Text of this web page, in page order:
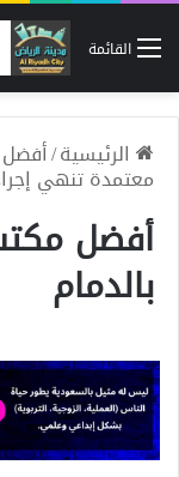
القائمة
الرئيسية/
معتمدة تنهي
أفضل
بالدمام